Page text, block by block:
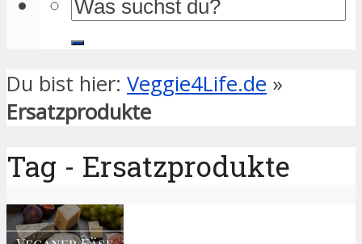
Du bist hier: Veggie4Life.de »
Ersatzprodukte
Tag - Ersatzprodukte